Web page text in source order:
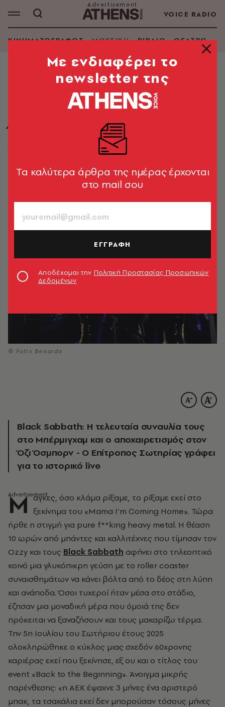
VOICE RADIO
ΚΙΝΗΜΑΤΟΓΡΑΦΟΣ ΜΟΥΣΙΚΗ ΒΙΒΛΙΟ ΘΕΑΤΡΟ -
Black Sabbath: Όχι άλλο ένα
δακρύβρεχτο αντίο στον Όζι
Όσοι τυχεροί ήταν μέσα στο στάδιο, έζησαν μια
Επίτροπος Σωτηρίας
© Fotis Benardo
Black Sabbath: Η τελευταία συναυλία τους
στο Μπέρμιγχαμ και ο αποχαιρετισμός στον
Όζι Όσμπορν - Ο Επίτροπος Σωτηρίας γράφει
για το ιστορικό live
Μ άγκες, όσο κλάμα ρίξαμε, το ρίξαμε εκεί στο
ξεκίνημα του «Mama I’m Coming Home». Τώρα
ήρθε η στιγμή για pure f**king heavy metal. Η θέαση
10 ωρών από μπάντες και καλλιτέχνες που τίμησαν τον
Ozzy και τους Black Sabbath αφήνει στο τηλεοπτικό
κοινό μια γλυκόπικρη γεύση με το roller coaster
συναισθημάτων να κάνει βόλτα από το δέος στη λύπη
και ανάποδα. Όσοι τυχεροί ήταν μέσα στο στάδιο,
έζησαν μια μοναδική μέρα που όμοιά της δεν
πρόκειται να ξαναζήσουν και τους μακαρίζω τέρμα.
Την 5η Ιουλίου του Σωτήριου έτους 2025
ολοκληρώθηκε ο κύκλος μιας σχεδόν 60χρονης
καριέρας εκεί που ξεκίνησε, εξ ου και ο τίτλος του
event «Back to the Beginning». Άνοιγμα μικρής
παρένθεσης: «η ΑΕΚ έψαχνε 3 μήνες ένα αριστερό
μπακ, τα τσακάλια εκεί δεν μπορούσαν τόσους μήνες
Mε ενδιαφέρει το
newsletter της
Tα καλύτερα άρθρα της ημέρας έρχονται
στο mail σου
ΕΓΓΡΑΦΗ
Αποδέχομαι την Πολιτική Προστασίας Προσωπικών
Δεδομένων